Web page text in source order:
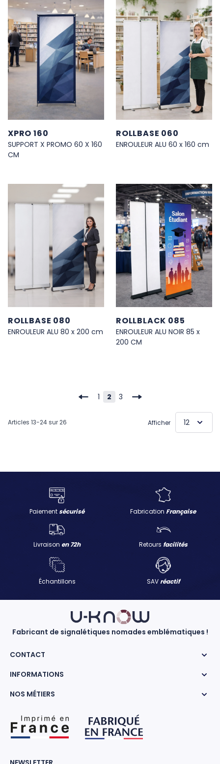
XPRO 160
SUPPORT X PROMO 60 X 160
CM
ROLLBASE 060
ENROULEUR ALU 60 x 160 cm
ROLLBASE 080
ENROULEUR ALU 80 x 200 cm
ROLLBLACK 085
ENROULEUR ALU NOIR 85 x
200 CM
Articles 13-24sur26
Page
1 Vous lisez actuellement la
2 Page
3
Afficher
Paiement sécurisé Fabrication Française
Livraison en 72h Retours facilités
Échantillons SAVréactif
Fabricant de signalétiques nomades emblématiques !
CONTACT
INFORMATIONS
NOS MÉTIERS